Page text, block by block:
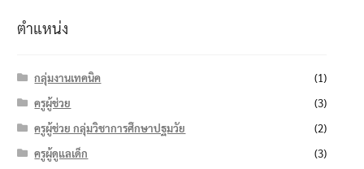
ตำแหน่ง
กลุ่มงานเทคนิค
(1)
ครูผู้ช่วย
(3)
ครูผู้ช่วย กลุ่มวิชาการศึกษาปฐมวัย
(2)
ครูผู้ดูแลเด็ก
(3)